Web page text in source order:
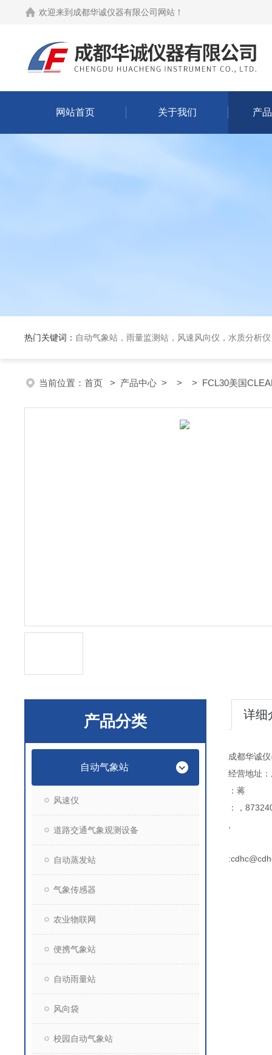
欢迎来到 成都华诚仪器有限公司网站 ！
网站首页 关于我们 产
热门关键词： 自动气象站，雨量监测站，风速风向仪，水质分析
当前位置： 首页 > 产品中心 > > > FCL30美国CLEAN
产品分类
自动气象站
风速仪
道路交通气象观测设备
自动蒸发站
气象传感器
农业物联网
便携气象站
自动雨量站
风向袋
校园自动气象站
详细
成都华诚
经营地址
：蒋
：，